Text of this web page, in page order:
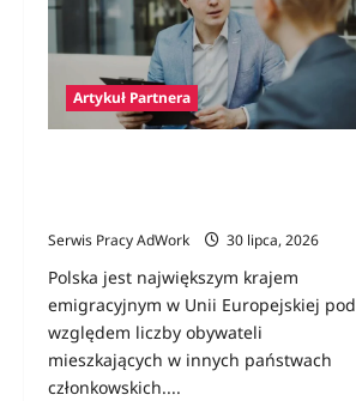
Artykuł Partnera
Serwis Pracy AdWork
30 lipca, 2026
Polska jest największym krajem
emigracyjnym w Unii Europejskiej pod
względem liczby obywateli
mieszkających w innych państwach
członkowskich....